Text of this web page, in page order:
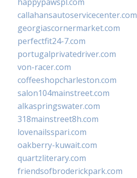
callahansautoservicecenter.com
georgiascornermarket.com
perfectfit24-7.com
portugalprivatedriver.com
von-racer.com
coffeeshopcharleston.com
salon104mainstreet.com
alkaspringswater.com
318mainstreet8h.com
lovenailsspari.com
oakberry-kuwait.com
quartzliterary.com
friendsofbroderickpark.com